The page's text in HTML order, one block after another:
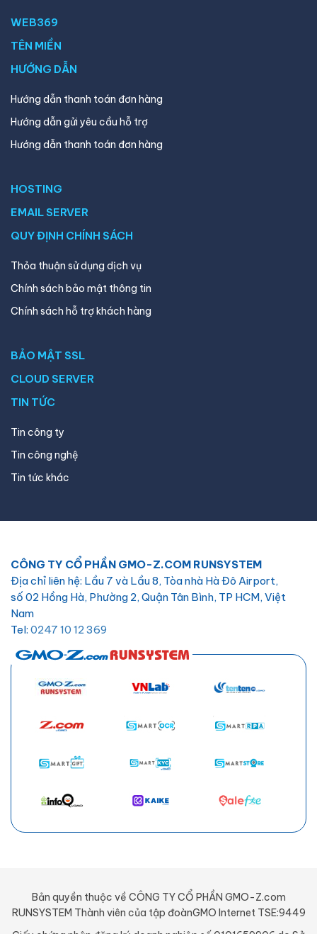
WEB369
TÊN MIỀN
HƯỚNG DẪN
Hướng dẫn thanh toán đơn hàng
Hướng dẫn gửi yêu cầu hỗ trợ
Hướng dẫn thanh toán đơn hàng
HOSTING
EMAIL SERVER
QUY ĐỊNH CHÍNH SÁCH
Thỏa thuận sử dụng dịch vụ
Chính sách bảo mật thông tin
Chính sách hỗ trợ khách hàng
BẢO MẬT SSL
CLOUD SERVER
TIN TỨC
Tin công ty
Tin công nghệ
Tin tức khác
CÔNG TY CỔ PHẦN GMO-Z.COM RUNSYSTEM
Địa chỉ liên hệ: Lầu 7 và Lầu 8, Tòa nhà Hà Đô Airport,
số 02 Hồng Hà, Phường 2, Quận Tân Bình, TP HCM, Việt
Nam
Tel: 0247 10 12 369
hotro@hostify.vn
Bản quyền thuộc về CÔNG TY CỔ PHẦN GMO-Z.com
RUNSYSTEM Thành viên của tập đoànGMO Internet TSE:9449